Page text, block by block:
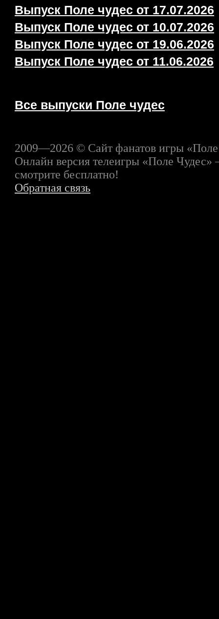
Выпуск Поле чудес от 17.07.2026
Выпуск Поле чудес от 10.07.2026
Выпуск Поле чудес от 19.06.2026
Выпуск Поле чудес от 11.06.2026
Все выпуски Поле чудес
2009—2026 © Сайт фанатов игры
Онлайн версия телеигры «Поле Чудес»
смотрите бесплатно!
Обратная связь